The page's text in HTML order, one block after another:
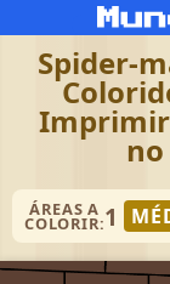
Spider-
Imprimir
ÁREAS A
COLORIR:1